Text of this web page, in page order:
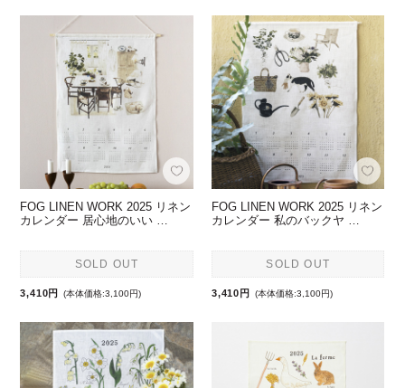
FOG LINEN WORK 2025 リネン
カレンダー 居心地のいい …
SOLD OUT
3,410円 (本体価格:3,100円)
FOG LINEN WORK 2025 リネン
カレンダー 私のバックヤ …
SOLD OUT
3,410円 (本体価格:3,100円)